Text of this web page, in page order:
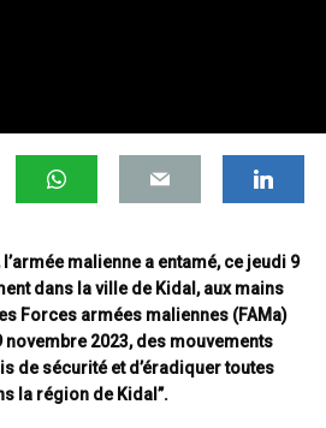
malienne a entamé, ce jeudi 9
dans la ville de Kidal, aux mains
Forces armées maliennes (FAMa)
2023, des mouvements
de sécurité et d’éradiquer toutes
la région de Kidal”.